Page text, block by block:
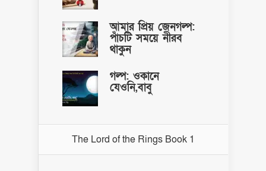
আমার প্রিয় জেনগল্প:
পাঁচটি সময়ে নীরব
থাকুন
গল্প: ওকানে
যেওনি,বাবু
The Lord of the Rings Book 1